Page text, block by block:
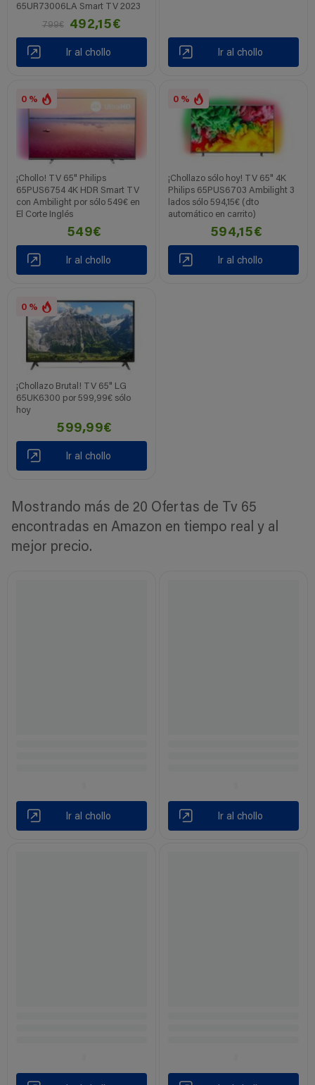
65UR73006LA Smart TV 2023
799€
492,15€
Ir al chollo Ir al chollo
0 %
¡Chollo! TV 65" Philips
65PUS6754 4K HDR Smart TV
con Ambilight por sólo 549€ en
El Corte Inglés
549€
Ir al chollo
0 %
¡Chollazo sólo hoy! TV 65" 4K
Philips 65PUS6703 Ambilight 3
lados sólo 594,15€ (dto
automático en carrito)
594,15€
Ir al chollo
0 %
¡Chollazo Brutal! TV 65" LG
65UK6300 por 599,99€ sólo
hoy
599,99€
Ir al chollo
Mostrando más de 20 Ofertas de Tv 65
encontradas en Amazon en tiempo real y al
mejor precio.
Ir al chollo Ir al chollo